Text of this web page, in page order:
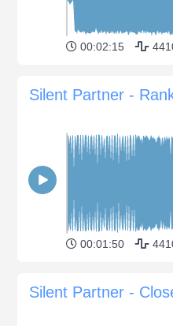
00:02:15
Silent Partner -
00:01:50
Silent Partner -